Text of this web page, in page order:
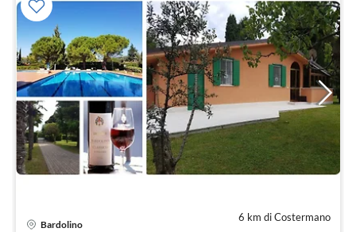
6 km di Costermano
Bardolino